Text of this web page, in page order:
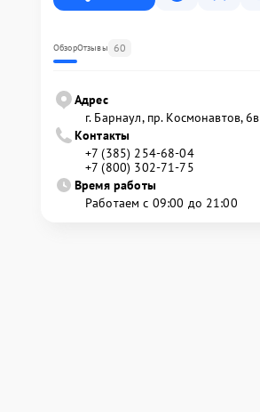
ОбзорОтзывы 60
Адрес
г. Барнаул, ​пр. Космонавтов, 6в
Контакты
+7 (385) 254-68-04
+7 (800) 302-71-75
Время работы
Работаем с 09:00 до 21:00